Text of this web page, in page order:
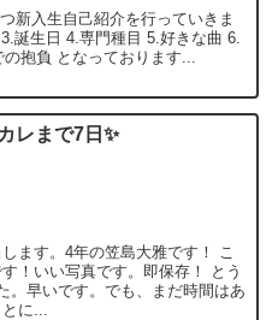
新入生自己紹介を行っていきま
誕生日 4.専門種目 5.好きな曲 6.
抱負 となっております...
レまで7日✨
ます。4年の笠島大雅です！ こ
！いい写真です。即保存！ とう
。早いです。でも、まだ時間はあ
に...